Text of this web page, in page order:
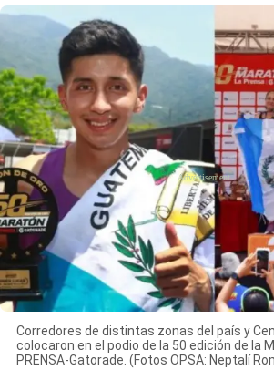
Corredores de distintas zonas del país y
colocaron en el podio de la 50 edición de la
PRENSA-Gatorade. (Fotos OPSA: Neptalí